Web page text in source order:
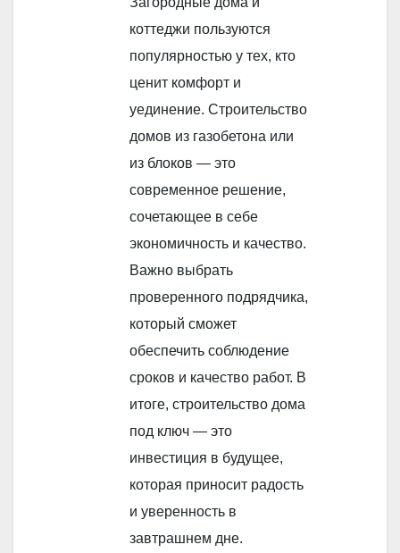
коттеджи пользуются
популярностью у тех, кто
ценит комфорт и
уединение. Строительство
домов из газобетона или
из блоков — это
современное решение,
сочетающее в себе
экономичность и качество.
Важно выбрать
проверенного подрядчика,
который сможет
обеспечить соблюдение
сроков и качество работ. В
итоге, строительство дома
под ключ — это
инвестиция в будущее,
которая приносит радость
и уверенность в
завтрашнем дне.